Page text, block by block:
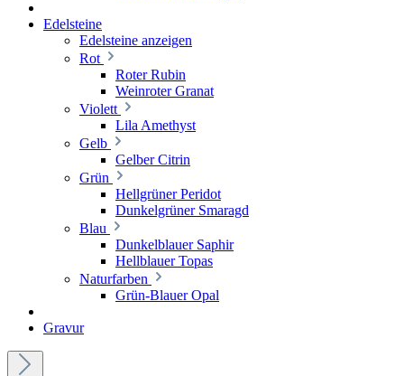
Edelsteine
Edelsteine anzeigen
Rot
Roter Rubin
Weinroter Granat
Violett
Lila Amethyst
Gelb
Gelber Citrin
Grün
Hellgrüner Peridot
Dunkelgrüner Smaragd
Blau
Dunkelblauer Saphir
Hellblauer Topas
Naturfarben
Grün-Blauer Opal
Gravur